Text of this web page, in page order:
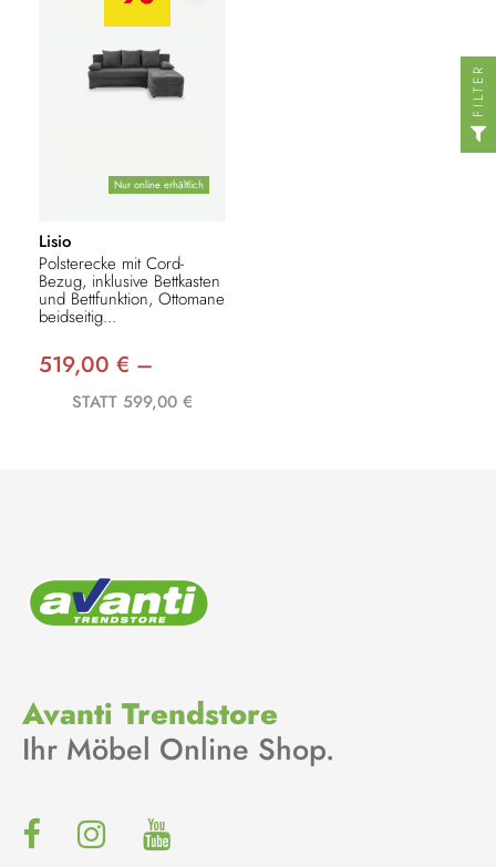
Nur online erhältlich
Lisio
Polsterecke mit Cord-
Bezug, inklusive Bettkasten
und Bettfunktion, Ottomane
beidseitig...
519,00 € –
STATT 599,00 €
Avanti Trendstore
Ihr Möbel Online Shop.
FILTER